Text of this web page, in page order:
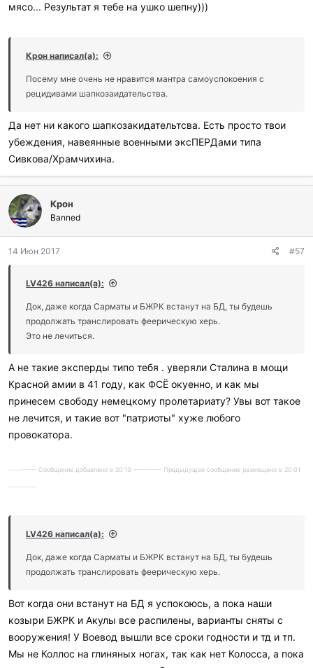
мясо... Результат я тебе на ушко шепну)))
Крон написал(а):
Посему мне очень не нравится мантра самоуспокоения с
рецидивами шапкозаидательства.
Да нет ни какого шапкозакидательтсва. Есть просто твои
убеждения, навеянные военными эксПЕРДами типа
Сивкова/Храмчихина.
Крон
Banned
14 Июн 2017 #57
LV426 написал(а):
Док, даже когда Сарматы и БЖРК встанут на БД, ты будешь
продолжать транслировать феерическую херь.
Это не лечиться.
А не такие эксперды типо тебя . уверяли Сталина в мощи
Красной амии в 41 году, как ФСЁ окуенно, и как мы
принесем свободу немецкому пролетариату? Увы вот такое
не лечится, и такие вот "патриоты" хуже любого
провокатора.
---------- Сообщение добавлено в 20:13 ---------- Предыдущее сообщение размещено в 20:01
----------
LV426 написал(а):
Док, даже когда Сарматы и БЖРК встанут на БД, ты будешь
продолжать транслировать феерическую херь.
Вот когда они встанут на БД я успокоюсь, а пока наши
козыри БЖРК и Акулы все распилены, варианты сняты с
вооружения! У Воевод вышли все сроки годности и тд и тп.
Мы не Коллос на глиняных ногах, так как нет Колосса, а пока